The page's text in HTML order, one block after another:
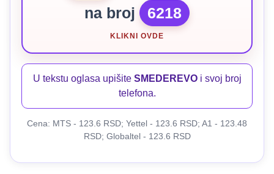
na broj
6218
KLIKNI OVDE
U tekstu oglasa upišite SMEDEREVOi svoj broj
telefona.
Cena: MTS - 123.6 RSD; Yettel - 123.6 RSD; A1 - 123.48
RSD; Globaltel - 123.6 RSD